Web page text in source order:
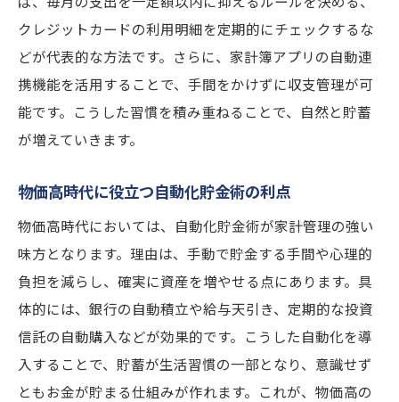
クレジットカードの利用明細を定期的にチェックするな
どが代表的な方法です。さらに、家計簿アプリの自動連
携機能を活用することで、手間をかけずに収支管理が可
能です。こうした習慣を積み重ねることで、自然と貯蓄
が増えていきます。
物価高時代に役立つ自動化貯金術の利点
物価高時代においては、自動化貯金術が家計管理の強い
味方となります。理由は、手動で貯金する手間や心理的
負担を減らし、確実に資産を増やせる点にあります。具
体的には、銀行の自動積立や給与天引き、定期的な投資
信託の自動購入などが効果的です。こうした自動化を導
入することで、貯蓄が生活習慣の一部となり、意識せず
ともお金が貯まる仕組みが作れます。これが、物価高の